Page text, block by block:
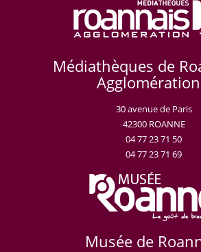
Médiathèques de
Agglomération
30 avenue de Paris
42300 ROANNE
04 77 23 71 50
04 77 23 71 69
Musée de